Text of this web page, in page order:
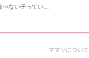
べない子ってい…
ママリについて